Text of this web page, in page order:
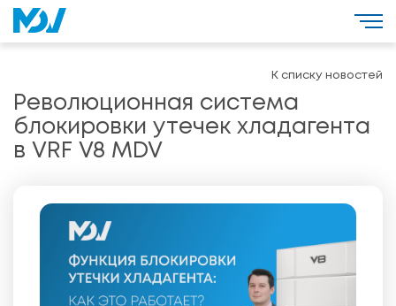
Революционная система
блокировки утечек хладагента
в VRF V8 MDV
К списку новостей